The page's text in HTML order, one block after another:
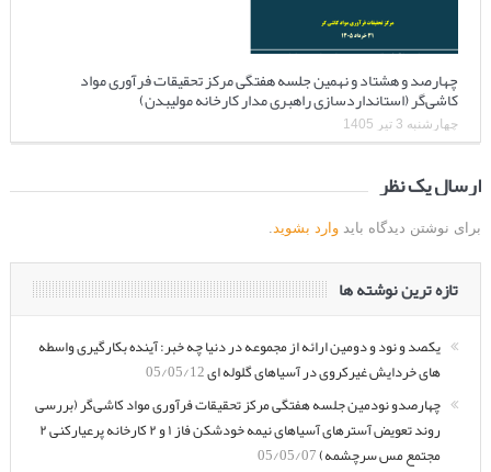
چهارصد و هشتاد و نهمین جلسه هفتگی مرکز تحقیقات فرآوری مواد
کاشی‌گر (استانداردسازی راهبری مدار کارخانه مولیبدن)
چهارشنبه 3 تیر 1405
ارسال یک نظر
برای نوشتن دیدگاه باید وارد بشوید.
تازه ترین نوشته ها
یکصد و نود و دومین ارائه از مجموعه در دنیا چه خبر: آینده بکارگیری واسطه
های خردایش غیرکروی در آسیاهای گلوله ای05/05/12
چهارصدو نودمین جلسه هفتگی مرکز تحقیقات فرآوری مواد کاشی‌گر (بررسی
روند تعویض آسترهای آسیاهای نیمه خودشکن فاز ۱ و ۲ کارخانه پرعیارکنی ۲
مجتمع مس سرچشمه)05/05/07